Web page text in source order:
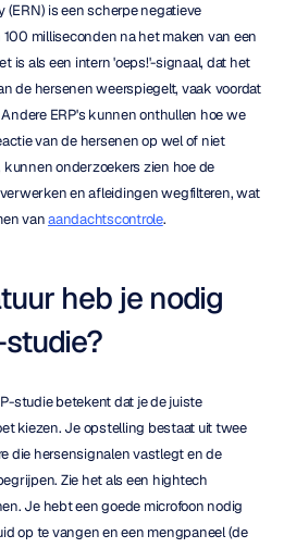
(ERN) is een scherpe negatieve
milliseconden na het maken van een
is als een intern 'oeps!'-signaal, dat het
de hersenen weerspiegelt, vaak voordat
ERP's kunnen onthullen hoe we
van de hersenen op wel of niet
onderzoekers zien hoe de
en afleidingen wegfilteren, wat
van aandachtscontrole.
heb je nodig
studie betekent dat je de juiste
kiezen. Je opstelling bestaat uit twee
die hersensignalen vastlegt en de
Zie het als een hightech
Je hebt een goede microfoon nodig
op te vangen en een mengpaneel (de